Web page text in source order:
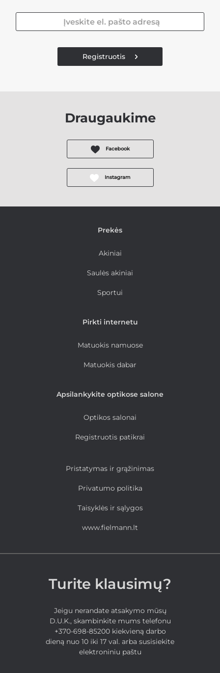
Registruotis
Draugaukime
Facebook
Instagram
Prekės
Akiniai
Saulės akiniai
Sportui
Pirkti internetu
Matuokis namuose
Matuokis dabar
Apsilankykite optikose salone
Optikos salonai
Registruotis patikrai
Pristatymas ir grąžinimas
Privatumo politika
Taisyklės ir sąlygos
www.fielmann.lt
Turite klausimų?
Jeigu nerandate atsakymo mūsų
D.U.K., skambinkite mums telefonu
+370-698-85200 kiekvieną darbo
dieną nuo 10 iki 17 val. arba susisiekite
elektroniniu paštu